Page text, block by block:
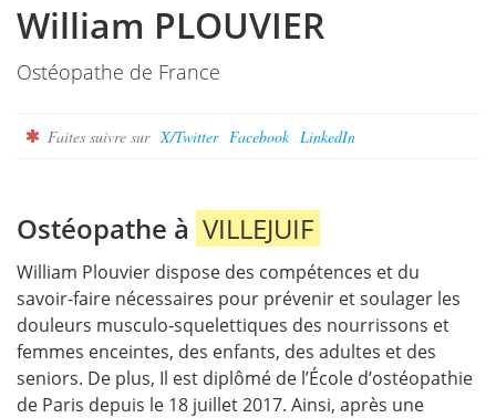
William PLOUVIER
Ostéopathe de France
Faites suivre sur X/Twitter Facebook LinkedIn
Ostéopathe à VILLEJUIF
William Plouvier dispose des compétences et du
savoir-faire nécessaires pour prévenir et soulager les
douleurs musculo-squelettiques des nourrissons et
femmes enceintes, des enfants, des adultes et des
seniors. De plus, Il est diplômé de l’École d’ostéopathie
de Paris depuis le 18 juillet 2017. Ainsi, après une